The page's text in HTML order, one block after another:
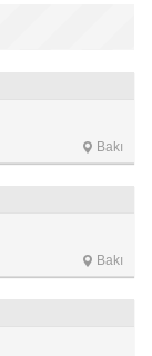
Bakı
Bakı